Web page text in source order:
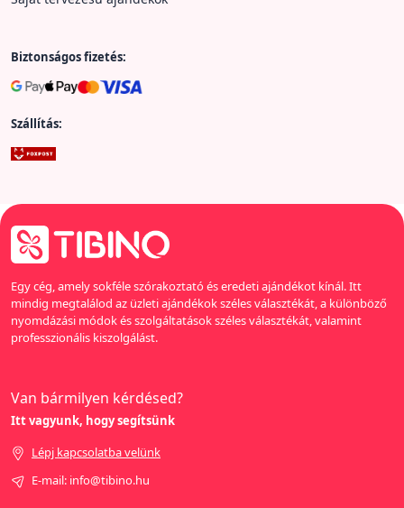
Biztonságos fizetés:
Szállítás:
Egy cég, amely sokféle szórakoztató és eredeti ajándékot kínál. Itt
mindig megtalálod az üzleti ajándékok széles választékát, a különböző
nyomdázási módok és szolgáltatások széles választékát, valamint
professzionális kiszolgálást.
Van bármilyen kérdésed?
Itt vagyunk, hogy segítsünk
Lépj kapcsolatba velünk
E-mail: info@tibino.hu